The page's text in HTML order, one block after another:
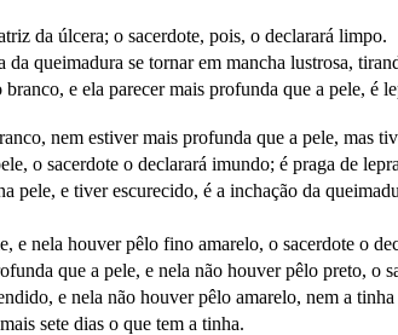
da úlcera; o sacerdote, pois, o declarará limpo.
queimadura se tornar em mancha lustrosa,
e ela parecer mais profunda que a pele,
nem estiver mais profunda que a pele, mas
o sacerdote o declarará imundo; é praga de
pele, e tiver escurecido, é a inchação da
e nela houver pêlo fino amarelo, o sacerdote o
que a pele, e nela não houver pêlo preto, o
e nela não houver pêlo amarelo, nem a
sete dias o que tem a tinha.